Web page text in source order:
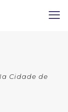
Cidade de